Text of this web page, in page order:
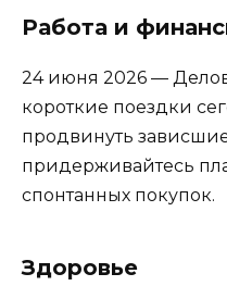
Работа и
24 июня 2026 —
короткие поездки
продвинуть
придерживайтесь
спонтанных покупок.
Здоровье